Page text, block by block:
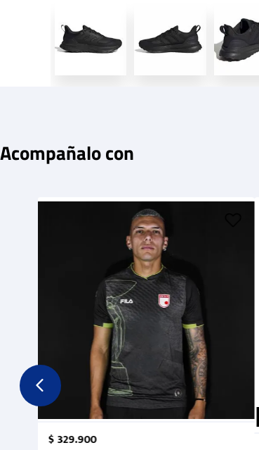
Acompañalo con
$329.900